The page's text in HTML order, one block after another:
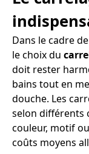
Dans le cadre
le choix du
doit rester
bains tout en
douche. Les
selon différents
couleur, motif
coûts moyens